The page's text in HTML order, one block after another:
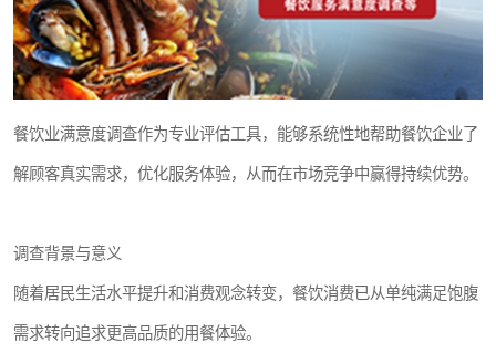
餐饮业满意度调查作为专业评估工具，能够系统性地帮助餐饮企业了
解顾客真实需求，优化服务体验，从而在市场竞争中赢得持续优势。
调查背景与意义
随着居民生活水平提升和消费观念转变，餐饮消费已从单纯满足饱腹
需求转向追求更高品质的用餐体验。